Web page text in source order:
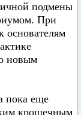
подмены
При
основателям
новым
пока еще
крошечным